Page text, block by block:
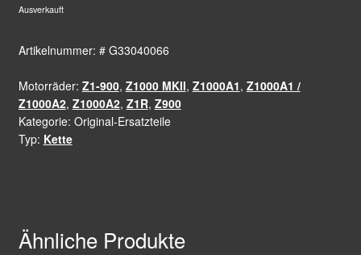
Ausverkauft
Artikelnummer: # G33040066
Motorräder: Z1-900, Z1000 MKII, Z1000A1, Z1000A1 /
Z1000A2, Z1000A2, Z1R, Z900
Kategorie: Original-Ersatzteile
Typ: Kette
Ähnliche Produkte